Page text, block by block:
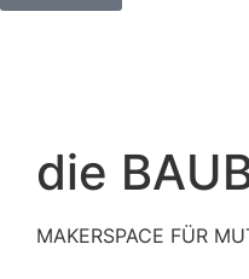
die
MAKERSPACE FÜR